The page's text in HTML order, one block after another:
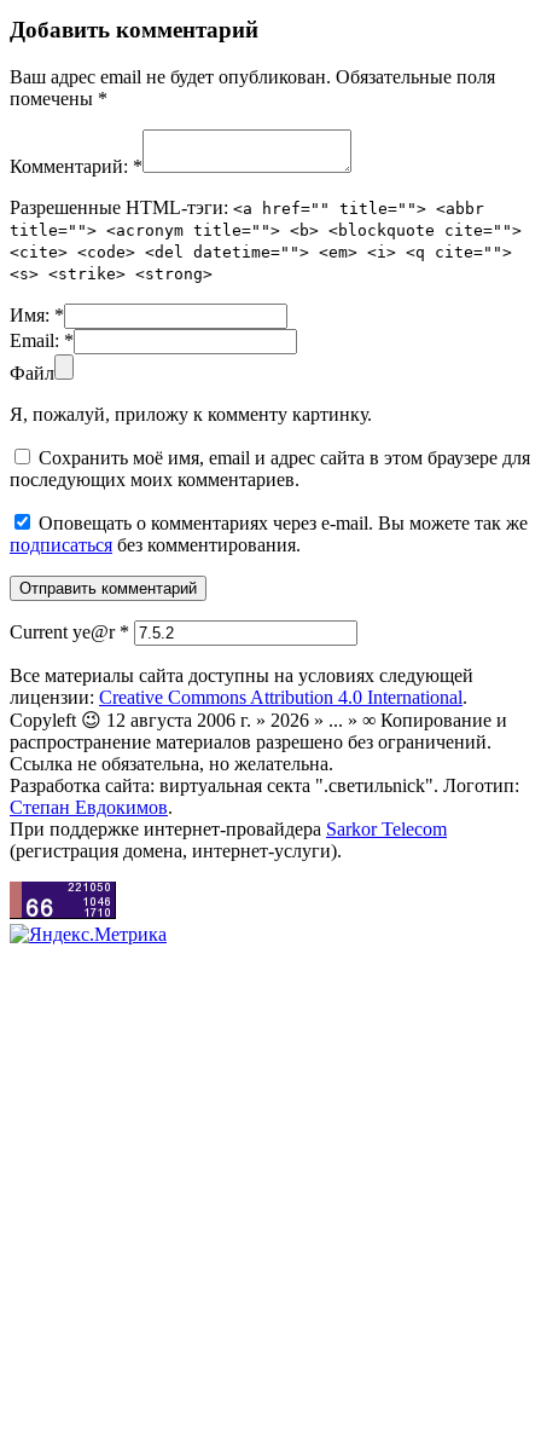
Добавить комментарий
Ваш адрес email не будет опубликован. Обязательные поля
помечены *
Комментарий: *
Разрешенные HTML-тэги: <a href="" title=""> <abbr
title=""> <acronym title=""> <b> <blockquote cite="">
<cite> <code> <del datetime=""> <em> <i> <q cite="">
<s> <strike> <strong>
Имя: *
Email: *
Файл
Я, пожалуй, приложу к комменту картинку.
Сохранить моё имя, email и адрес сайта в этом браузере для
последующих моих комментариев.
Оповещать о комментариях через e-mail. Вы можете так же
подписаться без комментирования.
Current ye@r *
Все материалы сайта доступны на условиях следующей
лицензии: Creative Commons Attribution 4.0 International.
Copyleft 😉 12 августа 2006 г. » 2026 » ... » ∞ Копирование и
распространение материалов разрешено без ограничений.
Ссылка не обязательна, но желательна.
Разработка сайта: виртуальная секта ".светильnick". Логотип:
Степан Евдокимов.
При поддержке интернет-провайдера Sarkor Telecom
(регистрация домена, интернет-услуги).